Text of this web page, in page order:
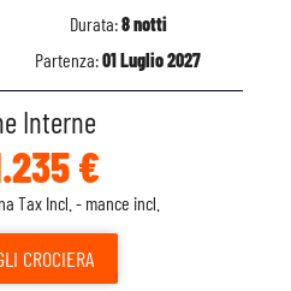
Durata:8 notti
Partenza:01 Luglio 2027
Interne
€
Tax Incl. - mance incl.
CROCIERA